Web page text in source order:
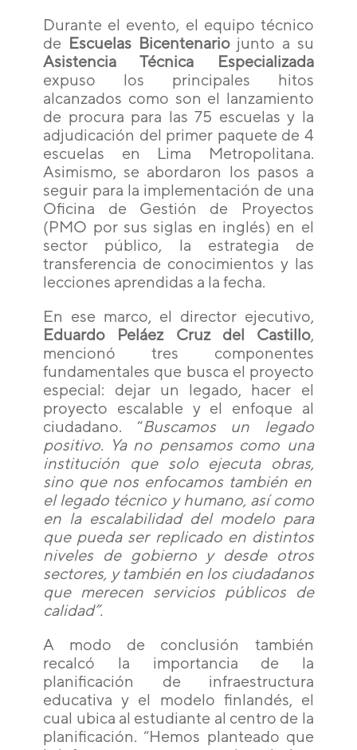
Durante el evento, el equipo técnico
de Escuelas Bicentenariojunto a su
Asistencia Técnica Especializada
expuso los principales hitos
alcanzados como son el lanzamiento
de procura para las 75 escuelas y la
adjudicación del primer paquete de 4
escuelas en Lima Metropolitana.
Asimismo, se abordaron los pasos a
seguir para la implementación de una
Oficina de Gestión de Proyectos
(PMO por sus siglas en inglés) en el
sector público, la estrategia de
transferencia de conocimientos y las
lecciones aprendidas a la fecha.
En ese marco, el director ejecutivo,
Eduardo Peláez Cruz del Castillo,
mencionó tres componentes
fundamentales que busca el proyecto
especial: dejar un legado, hacer el
proyecto escalable y el enfoque al
ciudadano. “Buscamos un legado
positivo. Ya no pensamos como una
institución que solo ejecuta obras,
sino que nos enfocamos también en
el legado técnico y humano, así como
en la escalabilidad del modelo para
que pueda ser replicado en distintos
niveles de gobierno y desde otros
sectores, y también en los ciudadanos
que merecen servicios públicos de
calidad”.
A modo de conclusión también
recalcó la importancia de la
planificación de infraestructura
educativa y el modelo finlandés, el
cual ubica al estudiante al centro de la
planificación. “Hemos planteado que